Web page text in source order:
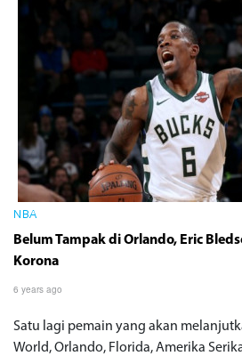
NBA
Belum Tampak di Orlando, Eric
Korona
6 years ago
Satu lagi pemain yang akan
World, Orlando, Florida, Amerika